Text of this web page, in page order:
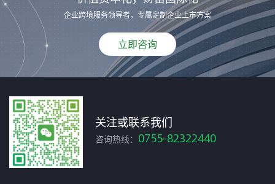
企业跨境服务领导者，专属定制企业上市方案
立即咨询
关注或联系我们
咨询热线： 0755-82322440